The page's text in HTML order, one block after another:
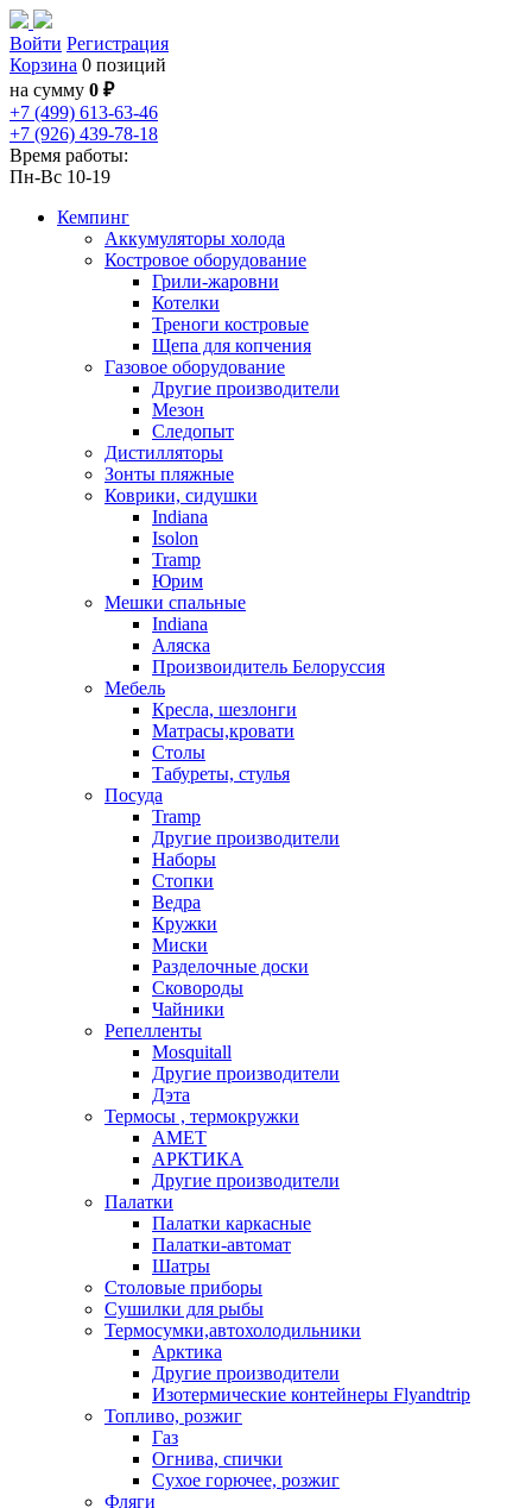
Войти Регистрация
Корзина 0 позиций
на сумму 0 ₽
+7 (499) 613-63-46
+7 (926) 439-78-18
Время работы:
Пн-Вс 10-19
Кемпинг
Аккумуляторы холода
Костровое оборудование
Грили-жаровни
Котелки
Треноги костровые
Щепа для копчения
Газовое оборудование
Другие производители
Мезон
Следопыт
Дистилляторы
Зонты пляжные
Коврики, сидушки
Indiana
Isolon
Tramp
Юрим
Мешки спальные
Indiana
Аляска
Произвоидитель Белоруссия
Мебель
Кресла, шезлонги
Матрасы,кровати
Столы
Табуреты, стулья
Посуда
Tramp
Другие производители
Наборы
Стопки
Ведра
Кружки
Миски
Разделочные доски
Сковороды
Чайники
Репелленты
Mosquitall
Другие производители
Дэта
Термосы , термокружки
АМЕТ
АРКТИКА
Другие производители
Палатки
Палатки каркасные
Палатки-автомат
Шатры
Столовые приборы
Сушилки для рыбы
Термосумки,автохолодильники
Арктика
Другие производители
Изотермические контейнеры Flyandtrip
Топливо, розжиг
Газ
Огнива, спички
Сухое горючее, розжиг
Фляги